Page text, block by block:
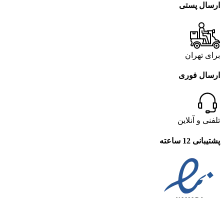
ارسال پستی
برای تهران
ارسال فوری
تلفنی و آنلاین
پشتیبانی 12 ساعته